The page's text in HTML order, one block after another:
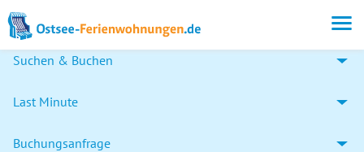
Suchen & Buchen
Last Minute
Buchungsanfrage